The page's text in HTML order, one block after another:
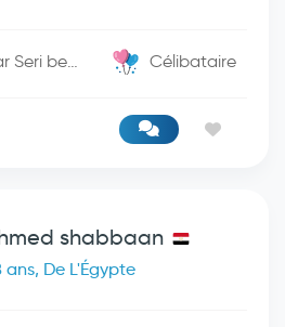
Brunei / Bandar Seri begwan Célibataire
shabbaan
ans, De L'Égypte